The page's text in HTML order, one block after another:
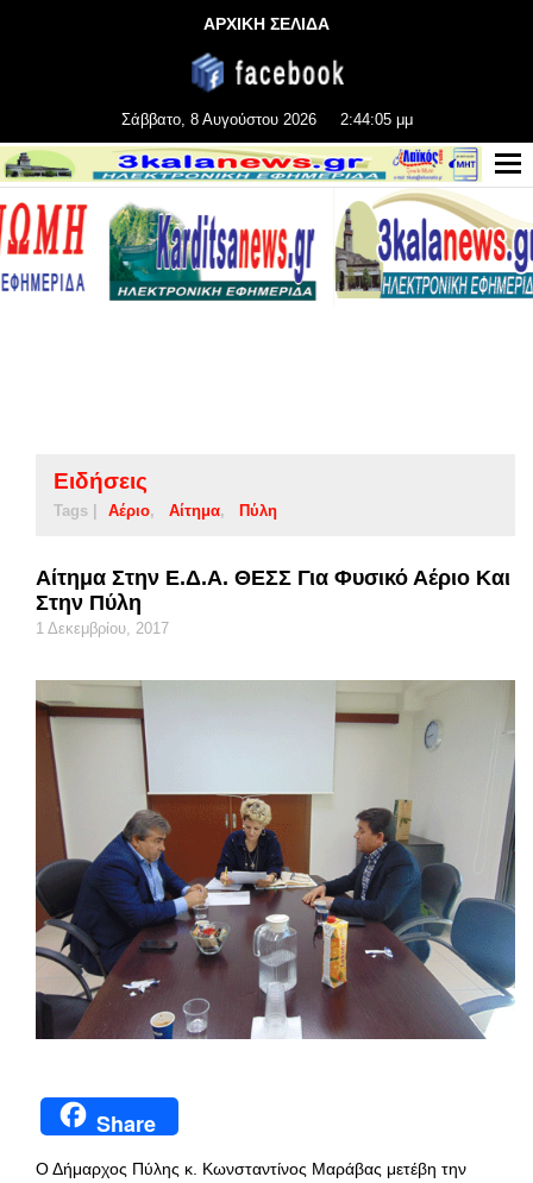
ΑΡΧΙΚΗ ΣΕΛΙΔΑ
Σάββατο, 8 Αυγούστου 2026 2:44:05 μμ
Ειδήσεις
Tags | Αέριο Αίτημα Πύλη
Αίτημα Στην Ε.Δ.Α. ΘΕΣΣ Για Φυσικό Αέριο Και
Στην Πύλη
1 Δεκεμβρίου, 2017
Share
Ο Δήμαρχος Πύλης κ. Κωνσταντίνος Μαράβας μετέβη την